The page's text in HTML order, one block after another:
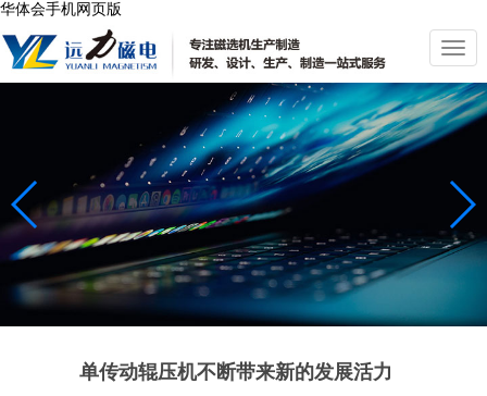
华体会手机网页版
切
换
导
航
单传动辊压机不断带来新的发展活力